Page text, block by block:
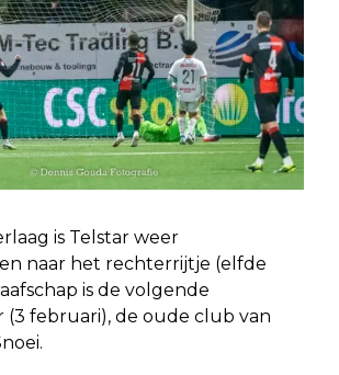
is Telstar weer
naar het rechterrijtje (elfde
is de volgende
februari), de oude club van